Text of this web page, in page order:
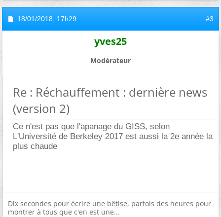
18/01/2018, 17h29 #3
yves25
Modérateur
Re : Réchauffement : dernière news
(version 2)
Ce n'est pas que l'apanage du GISS, selon
L'Université de Berkeley 2017 est aussi la 2e année la
plus chaude
Dix secondes pour écrire une bêtise, parfois des heures pour
montrer à tous que c'en est une...